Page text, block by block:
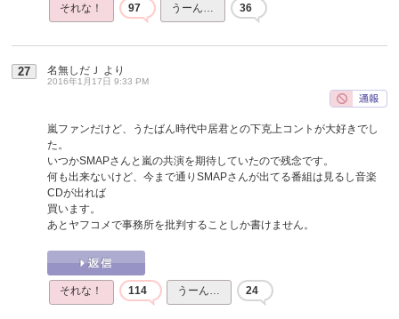
それな！ 97 うーん… 36
27 名無しだＪ より
2016年1月17日 9:33 PM
嵐ファンだけど、うたばん時代中居君との下克上コントが大好きでし
た。
いつかSMAPさんと嵐の共演を期待していたので残念です。
何も出来ないけど、今まで通りSMAPさんが出てる番組は見るし音楽
CDが出れば
買います。
あとヤフコメで事務所を批判することしか書けません。
それな！ 114 うーん… 24